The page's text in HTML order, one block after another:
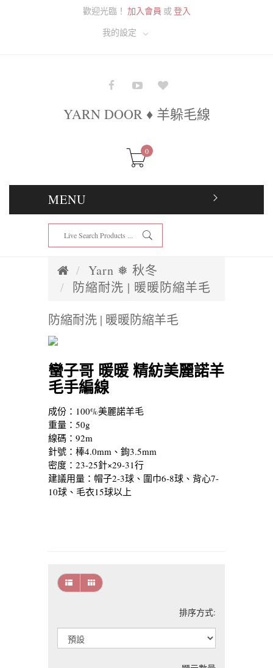
歡迎光臨！ 加入會員 或登入
我的設定
YARN DOOR ♦ 羊躲毛線
0
MENU
Yarn ❅ 秋冬
防縮耐洗 | 暖暖防縮羊毛
防縮耐洗 | 暖暖防縮羊毛
蠻子哥 暖暖 精紡美麗諾羊
毛手編線
成份：100%美麗諾羊毛
重量：50g
線碼：92m
針號：棒4.0mm、鉤3.5mm
密度：23-25針×29-31行
建議用量：帽子2-3球、圍巾6-8球、背心7-
10球、毛衣15球以上
排序方式: